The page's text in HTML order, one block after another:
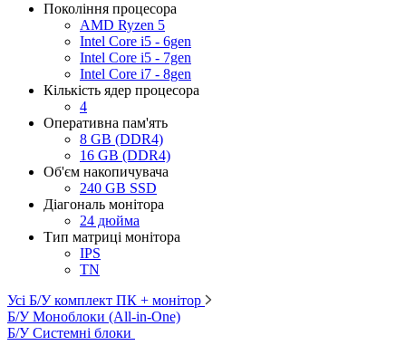
Покоління процесора
AMD Ryzen 5
Intel Core i5 - 6gen
Intel Core i5 - 7gen
Intel Core i7 - 8gen
Кількість ядер процесора
4
Оперативна пам'ять
8 GB (DDR4)
16 GB (DDR4)
Об'єм накопичувача
240 GB SSD
Діагональ монітора
24 дюйма
Тип матриці монітора
IPS
TN
Усі Б/У комплект ПК + монітор
Б/У Моноблоки (All-in-One)
Б/У Системні блоки